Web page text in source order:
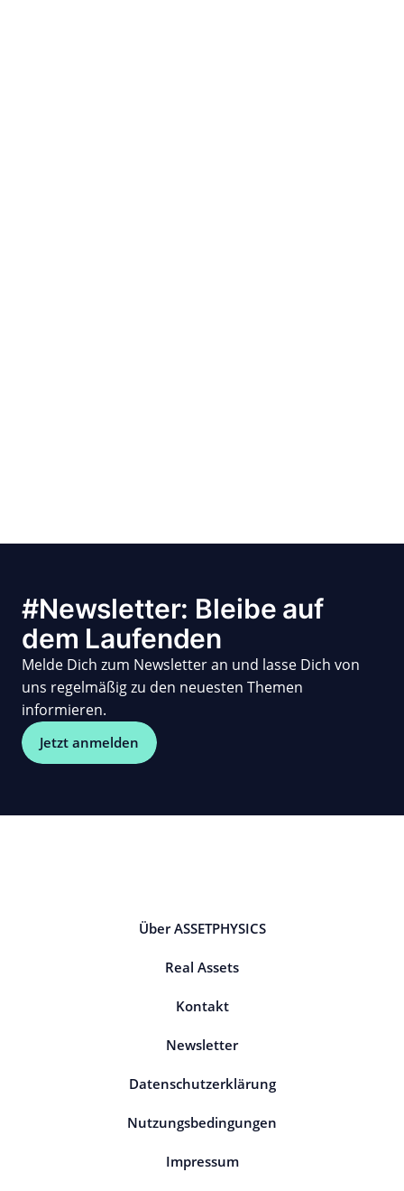
#Newsletter: Bleibe auf
dem Laufenden
Melde Dich zum Newsletter an und lasse Dich von
uns regelmäßig zu den neuesten Themen
informieren.
Jetzt anmelden
Über ASSETPHYSICS
Real Assets
Kontakt
Newsletter
Datenschutzerklärung
Nutzungsbedingungen
Impressum